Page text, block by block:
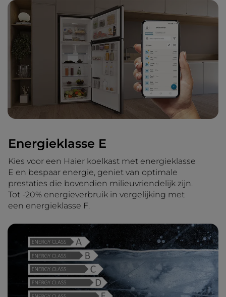
Energieklasse E
Kies voor een Haier koelkast met energieklasse
E en bespaar energie, geniet van optimale
prestaties die bovendien milieuvriendelijk zijn.
Tot -20% energieverbruik in vergelijking met
een energieklasse F.